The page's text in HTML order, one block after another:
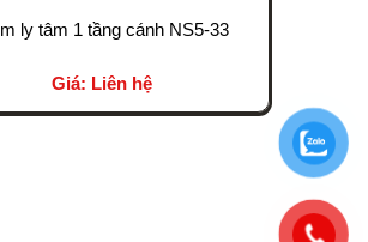
ly tâm 1 tầng cánh NS5-33
Giá: Liên hệ